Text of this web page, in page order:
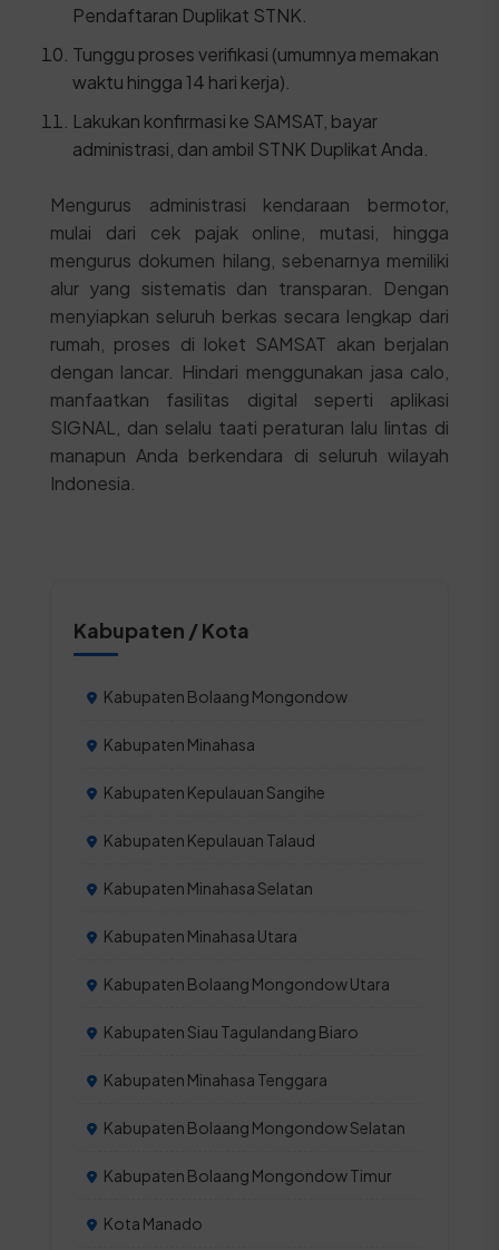
Pendaftaran Duplikat STNK.
Tunggu proses verifikasi (umumnya memakan
waktu hingga 14 hari kerja).
Lakukan konfirmasi ke SAMSAT, bayar
administrasi, dan ambil STNK Duplikat Anda.
Mengurus administrasi kendaraan bermotor,
mulai dari cek pajak online, mutasi, hingga
mengurus dokumen hilang, sebenarnya memiliki
alur yang sistematis dan transparan. Dengan
menyiapkan seluruh berkas secara lengkap dari
rumah, proses di loket SAMSAT akan berjalan
dengan lancar. Hindari menggunakan jasa calo,
manfaatkan fasilitas digital seperti aplikasi
SIGNAL, dan selalu taati peraturan lalu lintas di
manapun Anda berkendara di seluruh wilayah
Indonesia.
Kabupaten / Kota
Kabupaten Bolaang Mongondow
Kabupaten Minahasa
Kabupaten Kepulauan Sangihe
Kabupaten Kepulauan Talaud
Kabupaten Minahasa Selatan
Kabupaten Minahasa Utara
Kabupaten Bolaang Mongondow Utara
Kabupaten Siau Tagulandang Biaro
Kabupaten Minahasa Tenggara
Kabupaten Bolaang Mongondow Selatan
Kabupaten Bolaang Mongondow Timur
Kota Manado